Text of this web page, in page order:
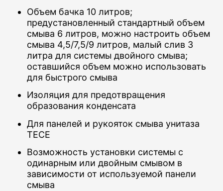
Объем бачка 10 литров;
предустановленный стандартный объем
смыва 6 литров, можно настроить объем
смыва 4,5/7,5/9 литров, малый слив 3
литра для системы двойного смыва;
оставшийся объем можно использовать
для быстрого смыва
Изоляция для предотвращения
образования конденсата
Для панелей и рукояток смыва унитаза
TECE
Возможность установки системы с
одинарным или двойным смывом в
зависимости от используемой панели
смыва